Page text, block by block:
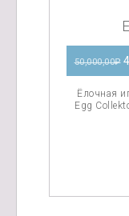
50,000,00₽
Ёлочная
Egg